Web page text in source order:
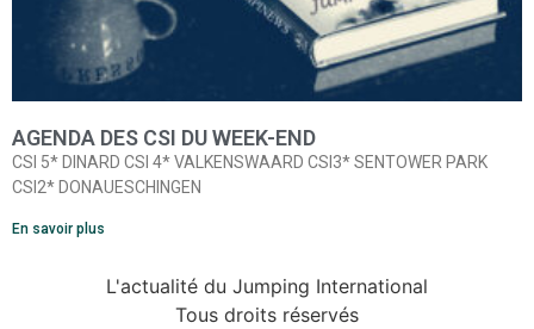
AGENDA DES CSI DU WEEK-END
CSI 5* DINARD CSI 4* VALKENSWAARD CSI3* SENTOWER PARK
CSI2* DONAUESCHINGEN
En savoir plus
L'actualité du Jumping International
Tous droits réservés